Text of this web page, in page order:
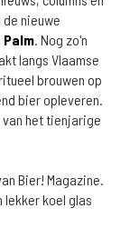
nieuwe
Palm . Nog zo'n
langs Vlaamse
brouwen op
bier opleveren.
het tienjarige
Bier! Magazine.
lekker koel glas